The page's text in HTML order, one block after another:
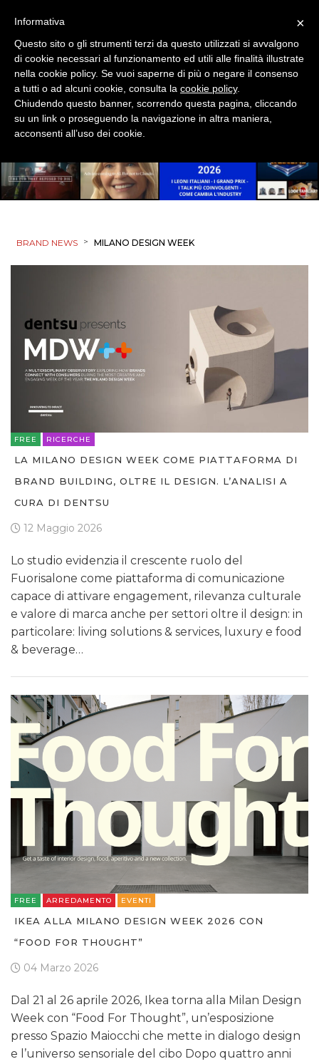
BRAND NEWS > MILANO DESIGN WEEK
FREE RICERCHE
LA MILANO DESIGN WEEK COME PIATTAFORMA DI
BRAND BUILDING, OLTRE IL DESIGN. L’ANALISI A
CURA DI DENTSU
12 Maggio 2026
Lo studio evidenzia il crescente ruolo del
Fuorisalone come piattaforma di comunicazione
capace di attivare engagement, rilevanza culturale
e valore di marca anche per settori oltre il design: in
particolare: living solutions & services, luxury e food
& beverage…
FREE ARREDAMENTO EVENTI
IKEA ALLA MILANO DESIGN WEEK 2026 CON
“FOOD FOR THOUGHT”
04 Marzo 2026
Dal 21 al 26 aprile 2026, Ikea torna alla Milan Design
Week con “Food For Thought”, un’esposizione
presso Spazio Maiocchi che mette in dialogo design
e l’universo sensoriale del cibo Dopo quattro anni
×
Informativa
Questo sito o gli strumenti terzi da questo utilizzati si avvalgono
di cookie necessari al funzionamento ed utili alle finalità illustrate
nella cookie policy. Se vuoi saperne di più o negare il consenso
a tutti o ad alcuni cookie, consulta la cookie policy.
Chiudendo questo banner, scorrendo questa pagina, cliccando
su un link o proseguendo la navigazione in altra maniera,
acconsenti all’uso dei cookie.